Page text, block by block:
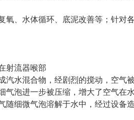
氧、水体循环、底泥改善等；针对
射流器喉部
汽水混合物，经剧烈的搅动，空气
气泡进一步被压缩，增大了空气在
随细微气泡溶解于水中，经过设备